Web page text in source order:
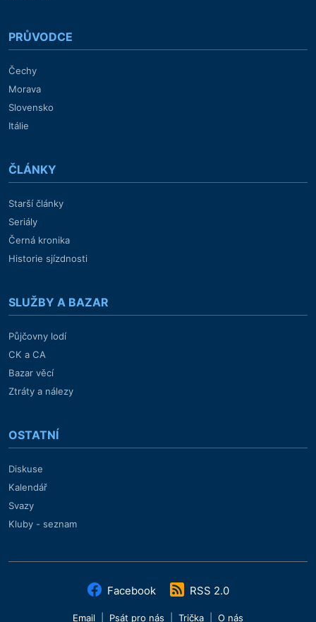
PRŮVODCE
Čechy
Morava
Slovensko
Itálie
ČLÁNKY
Starší články
Seriály
Černá kronika
Historie sjízdnosti
SLUŽBY A BAZAR
Půjčovny lodí
CK a CA
Bazar věcí
Ztráty a nálezy
OSTATNÍ
Diskuse
Kalendář
Svazy
Kluby - seznam
Facebook RSS 2.0
Email Psát pro nás Trička O nás